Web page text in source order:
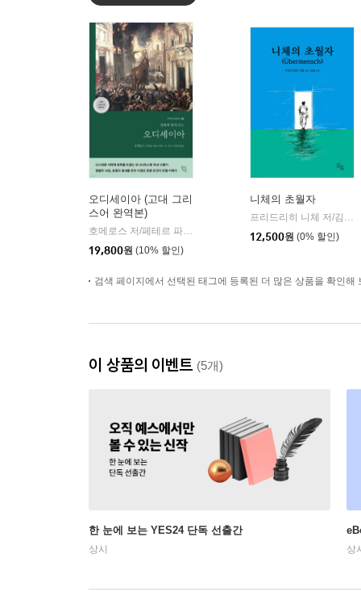
오디세이아 (고대 그리
스어 완역본)
| 현대지성
19,800원 (10% 할인)
니체의 초월자
12,500원 (0% 할인)
검색 페이지에서 선택된 태그에 등록된 더 많은 상품을 확인해
이 상품의 이벤트 (5개)
한 눈에 보는 YES24 단독 선출간
상시 상